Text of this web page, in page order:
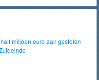
miljoen euro aan gestolen